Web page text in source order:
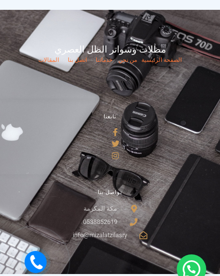
تواصل بنا
مكة المكرمة
0538852619
info@mizalatzilasry
تابعنا
مظلات وسواتر الظل العصري
الصفحة الرئيسية من نحن خدماتنا اتصل بنا المقالات